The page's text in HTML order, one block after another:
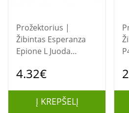
Prožektorius |
Žibintas Esperanza
Epione L Juoda
LED
4.32€
Į KREPŠELĮ